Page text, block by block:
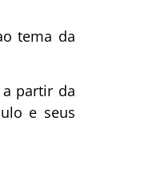
tema da
partir da
e seus